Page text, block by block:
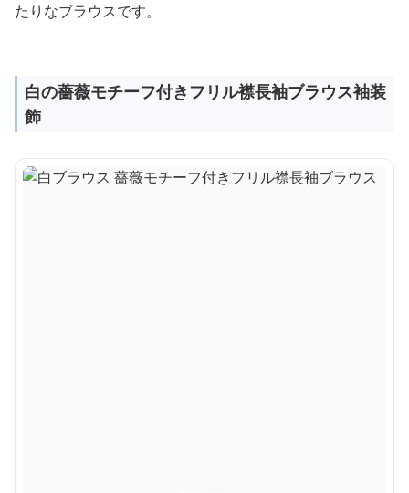
たりなブラウスです。
白の薔薇モチーフ付きフリル襟長袖ブラウス袖装
飾